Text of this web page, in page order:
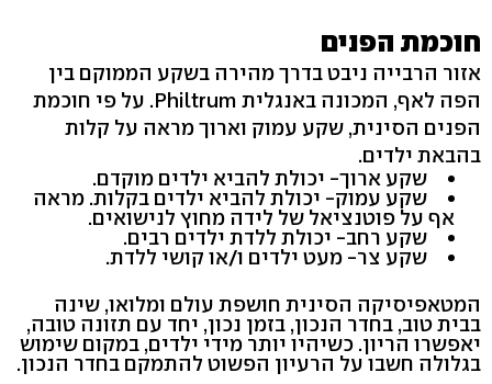
חוכמת הפנים
אזור הרבייה ניבט בדרך מהירה בשקע הממוקם בין
הפה לאף, המכונה באנגלית Philtrum. על פי חוכמת
הפנים הסינית, שקע עמוק וארוך מראה על קלות
בהבאת ילדים.
שקע ארוך- יכולת להביא ילדים מוקדם.
שקע עמוק- יכולת להביא ילדים בקלות. מראה
אף על פוטנציאל של לידה מחוץ לנישואים.
שקע רחב- יכולת ללדת ילדים רבים.
שקע צר- מעט ילדים ו/או קושי ללדת.
המטאפיסיקה הסינית חושפת עולם ומלואו, שינה
בבית טוב, בחדר הנכון, בזמן נכון, יחד עם תזונה טובה,
יאפשרו הריון. כשיהיו יותר מידי ילדים, במקום שימוש
בגלולה חשבו על הרעיון הפשוט להתמקם בחדר הנכון.